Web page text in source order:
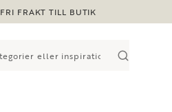
FRI FRAKT TILL BUTIK